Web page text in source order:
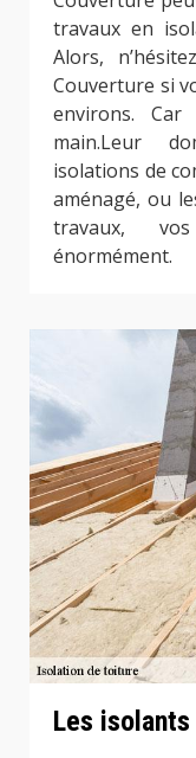
travaux en
Alors,
Couverture si
environs.
main.Leur
isolations de
aménagé, ou
travaux,
énormément.
Les